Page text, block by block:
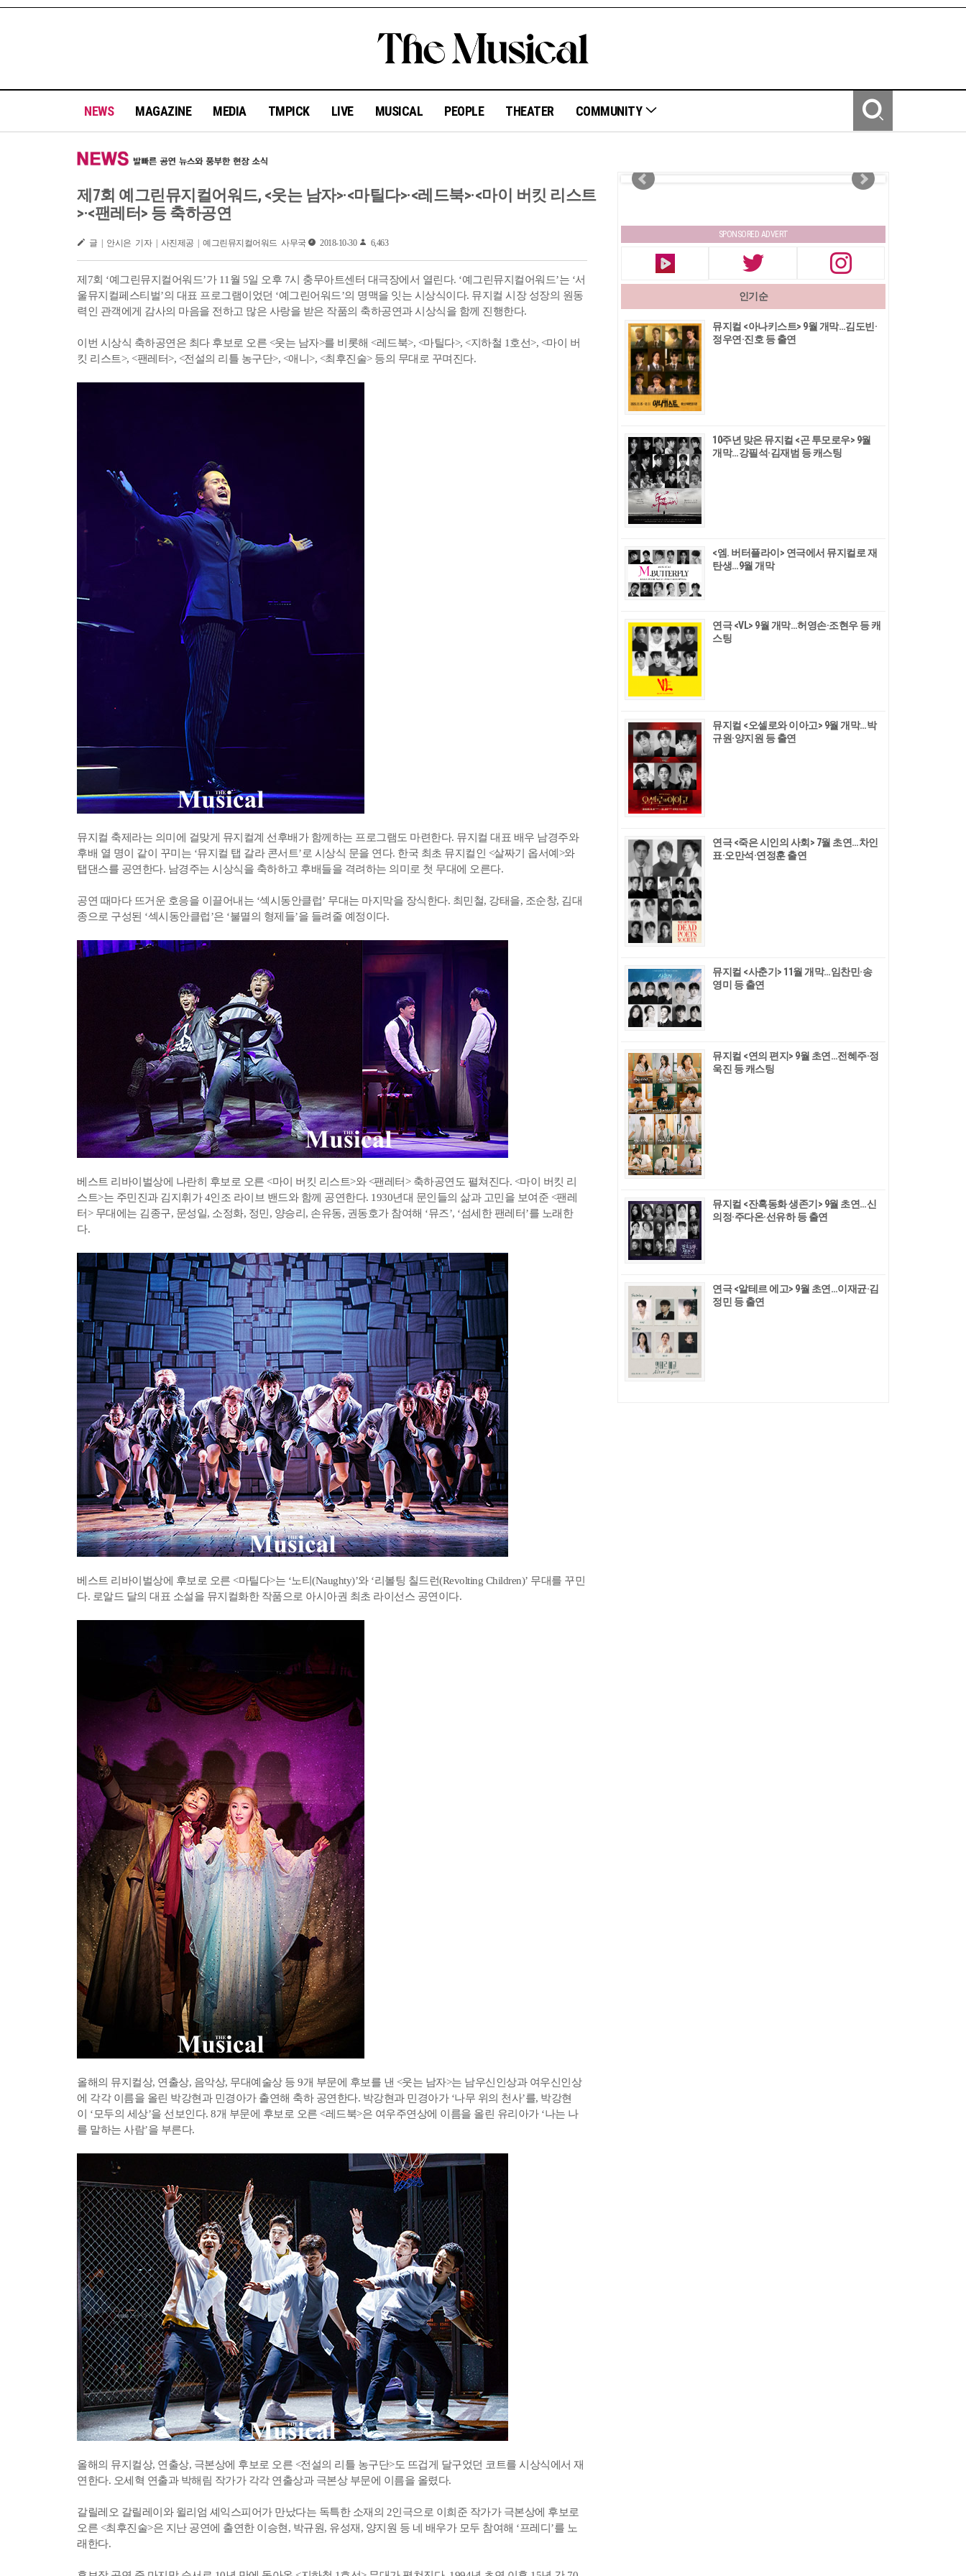
NEWS MAGAZINE MEDIA TMPICK LIVE MUSICAL PEOPLE THEATER COMMUNITY
제7회 예그린뮤지컬어워드, <웃는 남자>·<마틸다>·<레드북>·<마이 버킷 리스트
>·<팬레터> 등 축하공연
글 | 안시은 기자 | 사진제공 | 예그린뮤지컬어워드 사무국 2018-10-30 6,463
제7회 ‘예그린뮤지컬어워드’가 11월 5일 오후 7시 충무아트센터 대극장에서 열린다. ‘예그린뮤지컬어워드’는 ‘서
울뮤지컬페스티벌’의 대표 프로그램이었던 ‘예그린어워드’의 명맥을 잇는 시상식이다. 뮤지컬 시장 성장의 원동
력인 관객에게 감사의 마음을 전하고 많은 사랑을 받은 작품의 축하공연과 시상식을 함께 진행한다.
이번 시상식 축하공연은 최다 후보로 오른 <웃는 남자>를 비롯해 <레드북>, <마틸다>, <지하철 1호선>, <마이 버
킷 리스트>, <팬레터>, <전설의 리틀 농구단>, <애니>, <최후진술> 등의 무대로 꾸며진다.
뮤지컬 축제라는 의미에 걸맞게 뮤지컬계 선후배가 함께하는 프로그램도 마련한다. 뮤지컬 대표 배우 남경주와
후배 열 명이 같이 꾸미는 ‘뮤지컬 탭 갈라 콘서트’로 시상식 문을 연다. 한국 최초 뮤지컬인 <살짜기 옵서예>와
탭댄스를 공연한다. 남경주는 시상식을 축하하고 후배들을 격려하는 의미로 첫 무대에 오른다.
공연 때마다 뜨거운 호응을 이끌어내는 ‘섹시동안클럽’ 무대는 마지막을 장식한다. 최민철, 강태을, 조순창, 김대
종으로 구성된 ‘섹시동안클럽’은 ‘불멸의 형제들’을 들려줄 예정이다.
베스트 리바이벌상에 나란히 후보로 오른 <마이 버킷 리스트>와 <팬레터> 축하공연도 펼쳐진다. <마이 버킷 리
스트>는 주민진과 김지휘가 4인조 라이브 밴드와 함께 공연한다. 1930년대 문인들의 삶과 고민을 보여준 <팬레
터> 무대에는 김종구, 문성일, 소정화, 정민, 양승리, 손유동, 권동호가 참여해 ‘뮤즈’, ‘섬세한 팬레터’를 노래한
다.
베스트 리바이벌상에 후보로 오른 <마틸다>는 ‘노티(Naughty)’와 ‘리볼팅 칠드런(Revolting Children)’ 무대를 꾸민
다. 로알드 달의 대표 소설을 뮤지컬화한 작품으로 아시아권 최초 라이선스 공연이다.
올해의 뮤지컬상, 연출상, 음악상, 무대예술상 등 9개 부문에 후보를 낸 <웃는 남자>는 남우신인상과 여우신인상
에 각각 이름을 올린 박강현과 민경아가 출연해 축하 공연한다. 박강현과 민경아가 ‘나무 위의 천사’를, 박강현
이 ‘모두의 세상’을 선보인다. 8개 부문에 후보로 오른 <레드북>은 여우주연상에 이름을 올린 유리아가 ‘나는 나
를 말하는 사람’을 부른다.
올해의 뮤지컬상, 연출상, 극본상에 후보로 오른 <전설의 리틀 농구단>도 뜨겁게 달구었던 코트를 시상식에서 재
연한다. 오세혁 연출과 박해림 작가가 각각 연출상과 극본상 부문에 이름을 올렸다.
갈릴레오 갈릴레이와 윌리엄 셰익스피어가 만났다는 독특한 소재의 2인극으로 이희준 작가가 극본상에 후보로
오른 <최후진술>은 지난 공연에 출연한 이승현, 박규원, 유성재, 양지원 등 네 배우가 모두 참여해 ‘프레디’를 노
래한다.
SPONSORED ADVERT
인기순
뮤지컬 <아나키스트> 9월 개막…김도빈·
정우연·진호 등 출연
10주년 맞은 뮤지컬 <곤 투모로우> 9월
개막…강필석·김재범 등 캐스팅
<엠. 버터플라이> 연극에서 뮤지컬로 재
탄생…9월 개막
연극 <VL> 9월 개막…허영손·조현우 등 캐
스팅
뮤지컬 <오셀로와 이아고> 9월 개막…박
규원·양지원 등 출연
연극 <죽은 시인의 사회> 7월 초연…차인
표·오만석·연정훈 출연
뮤지컬 <사춘기> 11월 개막…임찬민·송
영미 등 출연
뮤지컬 <연의 편지> 9월 초연…전혜주·정
욱진 등 캐스팅
뮤지컬 <잔혹동화 생존기> 9월 초연…신
의정·주다온·선유하 등 출연
연극 <알테르 에고> 9월 초연…이재균·김
정민 등 출연